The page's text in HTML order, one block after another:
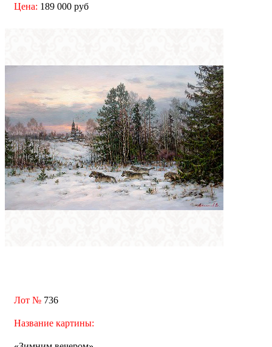
Цена: 189 000 руб
Лот № 736
Название картины: